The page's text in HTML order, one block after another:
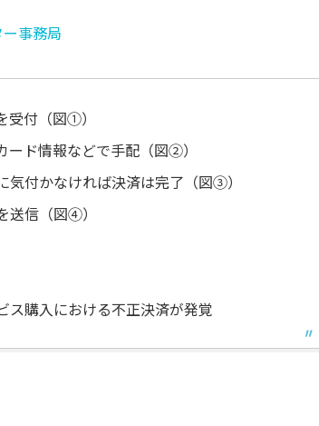
事務局
受付（図①）
ード情報などで手配（図②）
気付かなければ決済は完了（図③）
送信（図④）
ス購入における不正決済が発覚